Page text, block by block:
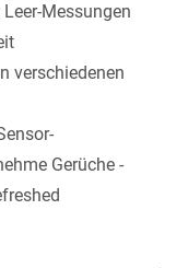
Messungen
verschiedenen
Gerüche -